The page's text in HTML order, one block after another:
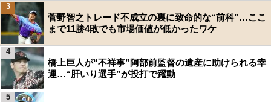
菅野智之トレード不成立の裏に致命的な“前科”…ここ
まで11勝4敗でも市場価値が低かったワケ
3
橋上巨人が“不祥事”阿部前監督の遺産に助けられる幸
運…“肝いり選手”が投打で躍動
4
5